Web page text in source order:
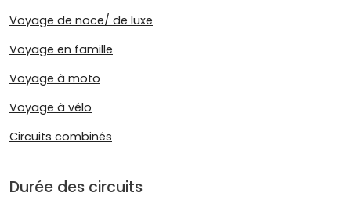
Voyage de noce/ de luxe
Voyage en famille
Voyage à moto
Voyage à vélo
Circuits combinés
Durée des circuits